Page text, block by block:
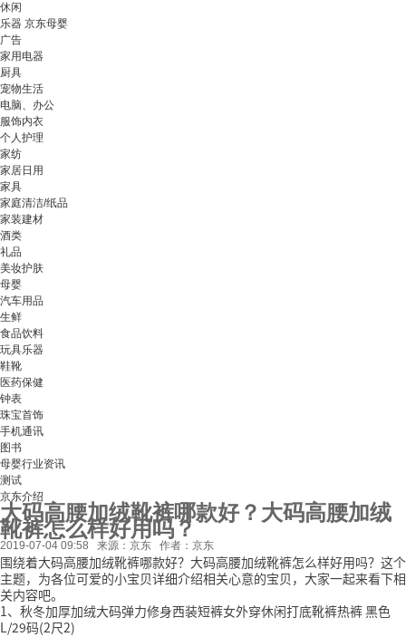
休闲
乐器 京东母婴
广告
家用电器
厨具
宠物生活
电脑、办公
服饰内衣
个人护理
家纺
家居日用
家具
家庭清洁/纸品
家装建材
酒类
礼品
美妆护肤
母婴
汽车用品
生鲜
食品饮料
玩具乐器
鞋靴
医药保健
钟表
珠宝首饰
手机通讯
图书
母婴行业资讯
测试
京东介绍
大码高腰加绒靴裤哪款好？大码高腰加绒
靴裤怎么样好用吗？
2019-07-04 09:58 来源：京东 作者：京东
围绕着大码高腰加绒靴裤哪款好？大码高腰加绒靴裤怎么样好用吗？这个
主题，为各位可爱的小宝贝详细介绍相关心意的宝贝，大家一起来看下相
关内容吧。
1、秋冬加厚加绒大码弹力修身西装短裤女外穿休闲打底靴裤热裤 黑色
L/29码(2尺2)